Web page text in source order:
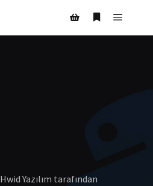
Hwid Yazılım tarafından